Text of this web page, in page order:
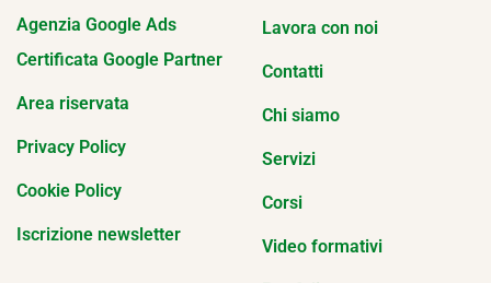
Agenzia Google Ads
Certificata Google Partner
Area riservata
Privacy Policy
Cookie Policy
Iscrizione newsletter
Lavora con noi
Contatti
Chi siamo
Servizi
Corsi
Video formativi